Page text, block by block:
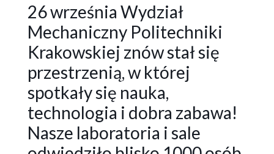
26 września Wydział
Mechaniczny Politechniki
Krakowskiej znów stał się
przestrzenią, w której
spotkały się nauka,
technologia i dobra zabawa!
Nasze laboratoria i sale